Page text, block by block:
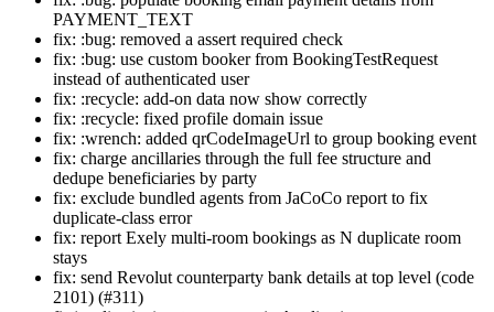
PAYMENT_TEXT
fix: :bug: removed a assert required check
fix: :bug: use custom booker from BookingTestRequest
instead of authenticated user
fix: :recycle: add-on data now show correctly
fix: :recycle: fixed profile domain issue
fix: :wrench: added qrCodeImageUrl to group booking event
fix: charge ancillaries through the full fee structure and
dedupe beneficiaries by party
fix: exclude bundled agents from JaCoCo report to fix
duplicate-class error
fix: report Exely multi-room bookings as N duplicate room
stays
fix: send Revolut counterparty bank details at top level (code
2101) (#311)